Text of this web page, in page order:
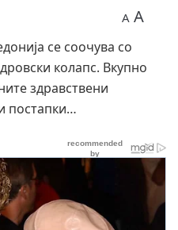
A A
се соочува со
колапс. Вкупно
здравствени
постапки…